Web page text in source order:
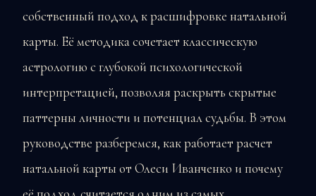
собственный подход к расшифровке натальной
карты. Её методика сочетает классическую
астрологию с глубокой психологической
интерпретацией, позволяя раскрыть скрытые
паттерны личности и потенциал судьбы. В этом
руководстве разберемся, как работает расчет
натальной карты от Олеси Иванченко и почему